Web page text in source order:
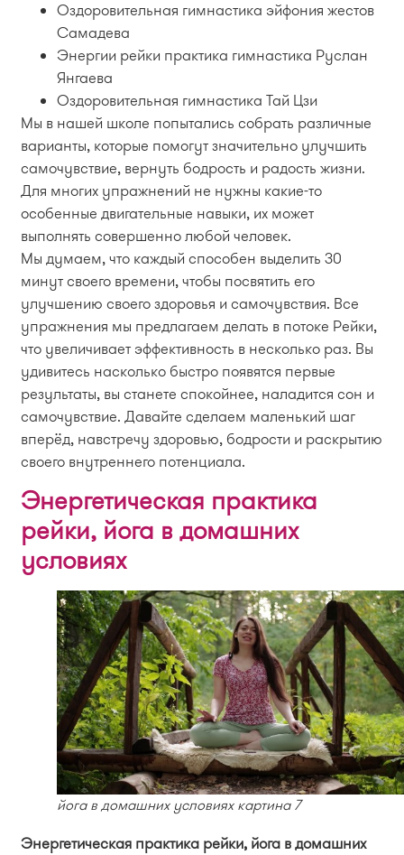
Оздоровительная гимнастика эйфония жестов
Самадева
Энергии рейки практика гимнастика Руслан
Янгаева
Оздоровительная гимнастика Тай Цзи
Мы в нашей школе попытались собрать различные
варианты, которые помогут значительно улучшить
самочувствие, вернуть бодрость и радость жизни.
Для многих упражнений не нужны какие-то
особенные двигательные навыки, их может
выполнять совершенно любой человек.
Мы думаем, что каждый способен выделить 30
минут своего времени, чтобы посвятить его
улучшению своего здоровья и самочувствия. Все
упражнения мы предлагаем делать в потоке Рейки,
что увеличивает эффективность в несколько раз. Вы
удивитесь насколько быстро появятся первые
результаты, вы станете спокойнее, наладится сон и
самочувствие. Давайте сделаем маленький шаг
вперёд, навстречу здоровью, бодрости и раскрытию
своего внутреннего потенциала.
Энергетическая практика
рейки, йога в домашних
условиях
йога в домашних условиях картина 7
Энергетическая практика рейки, йога в домашних